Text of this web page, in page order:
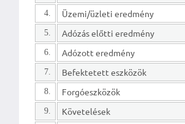
4. Üzemi/üzleti eredmény
5. Adózás előtti eredmény
6. Adózott eredmény
7. Befektetett eszközök
8. Forgóeszközök
9. Követelések